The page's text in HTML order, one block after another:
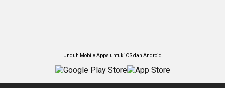
Unduh Mobile Apps untuk iOS dan Android